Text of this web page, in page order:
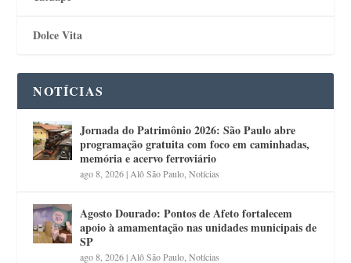
Dolce Vita
NOTÍCIAS
Jornada do Patrimônio 2026: São Paulo abre
programação gratuita com foco em caminhadas,
memória e acervo ferroviário
ago 8, 2026| Alô São Paulo ,Notícias
Agosto Dourado: Pontos de Afeto fortalecem
apoio à amamentação nas unidades municipais de
SP
ago 8, 2026| Alô São Paulo ,Notícias